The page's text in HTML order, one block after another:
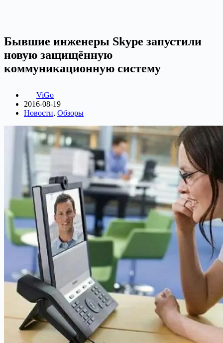
Бывшие инженеры Skype запустили
новую защищённую
коммуникационную систему
ViGo
2016-08-19
Новости, Обзоры